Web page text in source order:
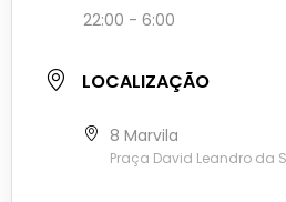
22:00 - 6:00
LOCALIZAÇÃO
8 Marvila
Praça David Leandro da